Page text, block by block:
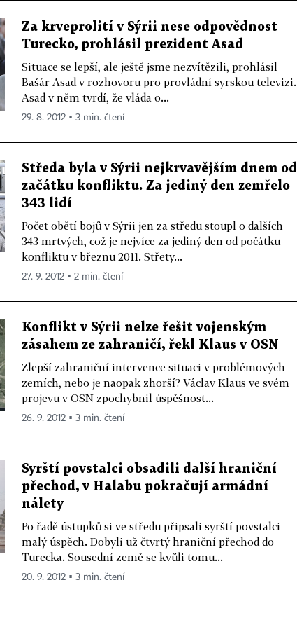
Za krveprolití v Sýrii nese odpovědnost
Turecko, prohlásil prezident Asad
Situace se lepší, ale ještě jsme nezvítězili, prohlásil
Bašár Asad v rozhovoru pro provládní syrskou televizi.
Asad v něm tvrdí, že vláda o...
29. 8. 2012 ▪ 3 min. čtení
Středa byla v Sýrii nejkrvavějším dnem od
začátku konfliktu. Za jediný den zemřelo
343 lidí
Počet obětí bojů v Sýrii jen za středu stoupl o dalších
343 mrtvých, což je nejvíce za jediný den od počátku
konfliktu v březnu 2011. Střety...
27. 9. 2012 ▪ 2 min. čtení
Konflikt v Sýrii nelze řešit vojenským
zásahem ze zahraničí, řekl Klaus v OSN
Zlepší zahraniční intervence situaci v problémových
zemích, nebo je naopak zhorší? Václav Klaus ve svém
projevu v OSN zpochybnil úspěšnost...
26. 9. 2012 ▪ 3 min. čtení
Syrští povstalci obsadili další hraniční
přechod, v Halabu pokračují armádní
nálety
Po řadě ústupků si ve středu připsali syrští povstalci
malý úspěch. Dobyli už čtvrtý hraniční přechod do
Turecka. Sousední země se kvůli tomu...
20. 9. 2012 ▪ 3 min. čtení